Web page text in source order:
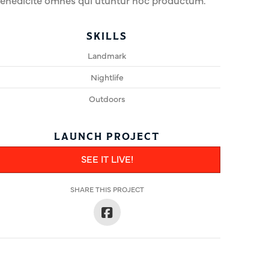
SKILLS
Landmark
Nightlife
Outdoors
LAUNCH PROJECT
SEE IT LIVE!
SHARE THIS PROJECT